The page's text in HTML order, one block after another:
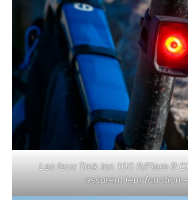
Les feux TrekIon 100 R/Flare R
assurent leur fonction